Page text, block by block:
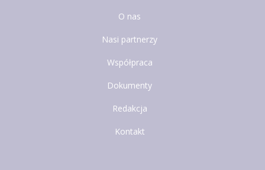
O nas
Nasi partnerzy
Współpraca
Dokumenty
Redakcja
Kontakt